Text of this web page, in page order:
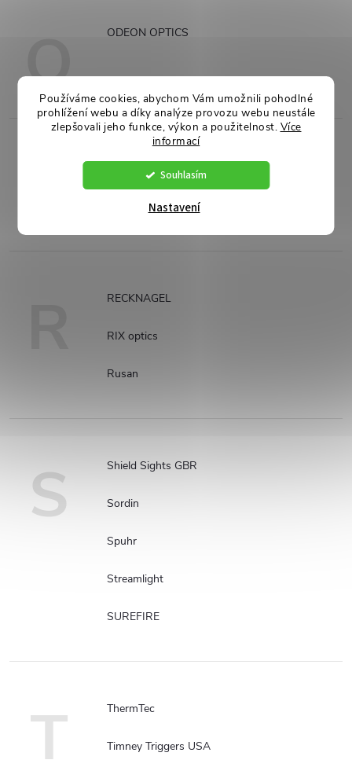
Používáme cookies, abychom Vám umožnili pohodlné
prohlížení webu a díky analýze provozu webu neustále
zlepšovali jeho funkce, výkon a použitelnost. Více
informací
Souhlasím
Nastavení
O ODEON OPTICS
PARD
RECKNAGEL
RIX optics
Rusan
S Shield Sights GBR
Sordin
Spuhr
Streamlight
SUREFIRE
T ThermTec
Timney Triggers USA